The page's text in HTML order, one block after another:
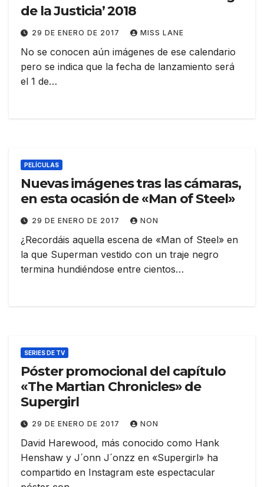
de la Justicia’ 2018
29 DE ENERO DE 2017 MISS LANE
No se conocen aún imágenes de ese calendario
pero se indica que la fecha de lanzamiento será
el 1 de…
PELÍCULAS
Nuevas imágenes tras las cámaras,
en esta ocasión de «Man of Steel»
29 DE ENERO DE 2017 NON
¿Recordáis aquella escena de «Man of Steel» en
la que Superman vestido con un traje negro
termina hundiéndose entre cientos…
SERIES DE TV
Póster promocional del capítulo
«The Martian Chronicles» de
Supergirl
29 DE ENERO DE 2017 NON
David Harewood, más conocido como Hank
Henshaw y J´onn J´onzz en «Supergirl» ha
compartido en Instagram este espectacular